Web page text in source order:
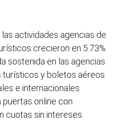
actividades agencias de
crecieron en 5.73%
sostenida en las agencias
turísticos y boletos aéreos
e internacionales
online con
cuotas sin intereses.